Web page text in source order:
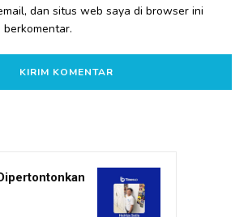
dan situs web saya di browser ini